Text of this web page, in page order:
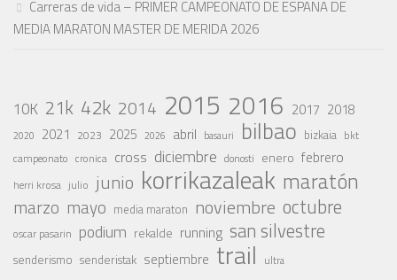
Carreras de vida – PRIMER CAMPEONATO DE ESPAÑA DE
MEDIA MARATON MASTER DE MERIDA 2026
10K 21k 42k 2014 2015 2016 2017 2018
2020 2021 2023 2025 2026 abril basauri bilbao bizkaia bkt
campeonato cronica cross diciembre donosti enero febrero
herri krosa julio junio korrikazaleak maratón
marzo mayo media maraton noviembre octubre
oscar pasarin podium rekalde running san silvestre
senderismo senderistak septiembre trail ultra